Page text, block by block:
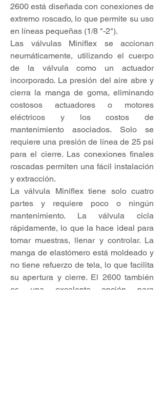
2600 está diseñada con conexiones de
extremo roscado, lo que permite su uso
en líneas pequeñas (1/8 "-2").
Las válvulas Miniflex se accionan
neumáticamente, utilizando el cuerpo
de la válvula como un actuador
incorporado. La presión del aire abre y
cierra la manga de goma, eliminando
costosos actuadores o motores
eléctricos y los costos de
mantenimiento asociados. Solo se
requiere una presión de línea de 25 psi
para el cierre. Las conexiones finales
roscadas permiten una fácil instalación
y extracción.
La válvula Miniflex tiene solo cuatro
partes y requiere poco o ningún
mantenimiento. La válvula cicla
rápidamente, lo que la hace ideal para
tomar muestras, llenar y controlar. La
manga de elastómero está moldeado y
no tiene refuerzo de tela, lo que facilita
su apertura y cierre. El 2600 también
es una excelente opción para